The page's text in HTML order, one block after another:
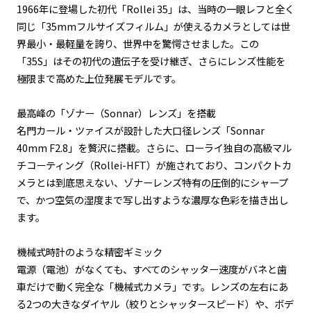
1966年に登場した初代「Rollei 35」は、当時の一眼レフと全く
同じ「35mmフルサイズフィルム」が使えるカメラとしては世
界最小・最軽量を誇り、世界中を驚愕させました。この
「35S」はその初代の遺伝子を受け継ぎ、さらにレンズ性能を
極限まで高めた上位発展モデルです。
最高峰の「ゾナー（Sonnar）レンズ」を搭載
名門カール・ツァイスが設計した大口径レンズ「Sonnar
40mm F2.8」を贅沢に搭載。さらに、ローライ独自の高級マル
チコーティング（Rollei-HFT）が施されており、コンパクトカ
メラとは到底思えない、ゾナーレンズ特有の圧倒的にシャープ
で、かつ空気の湿度まで写し出すような濃厚な色彩を描き出し
ます。
機械式時計のような精密ギミック
電源（電池）がなくても、すべてのシャッター速度がバネと歯
車だけで動く完全な「機械式カメラ」です。レンズの左右にあ
る2つの大きなダイヤル（絞りとシャッタースピード）や、ボデ